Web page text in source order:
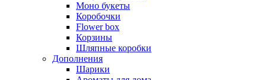
Моно букеты
Коробочки
Flower box
Корзины
Шляпные коробки
Дополнения
Шарики